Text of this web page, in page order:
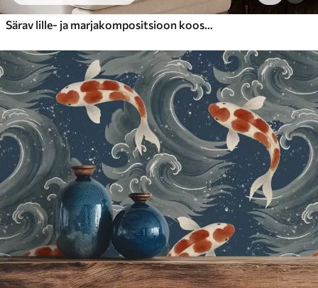
Särav lille- ja marjakompositsioon koos papagoidega